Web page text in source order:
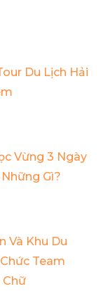
Du Lịch Hải
Vừng 3 Ngày
Gì?
Và Khu Du
Team
Chữ